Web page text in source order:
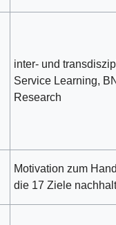
inter- und
Service Learning,
Research
Motivation zum
die 17 Ziele